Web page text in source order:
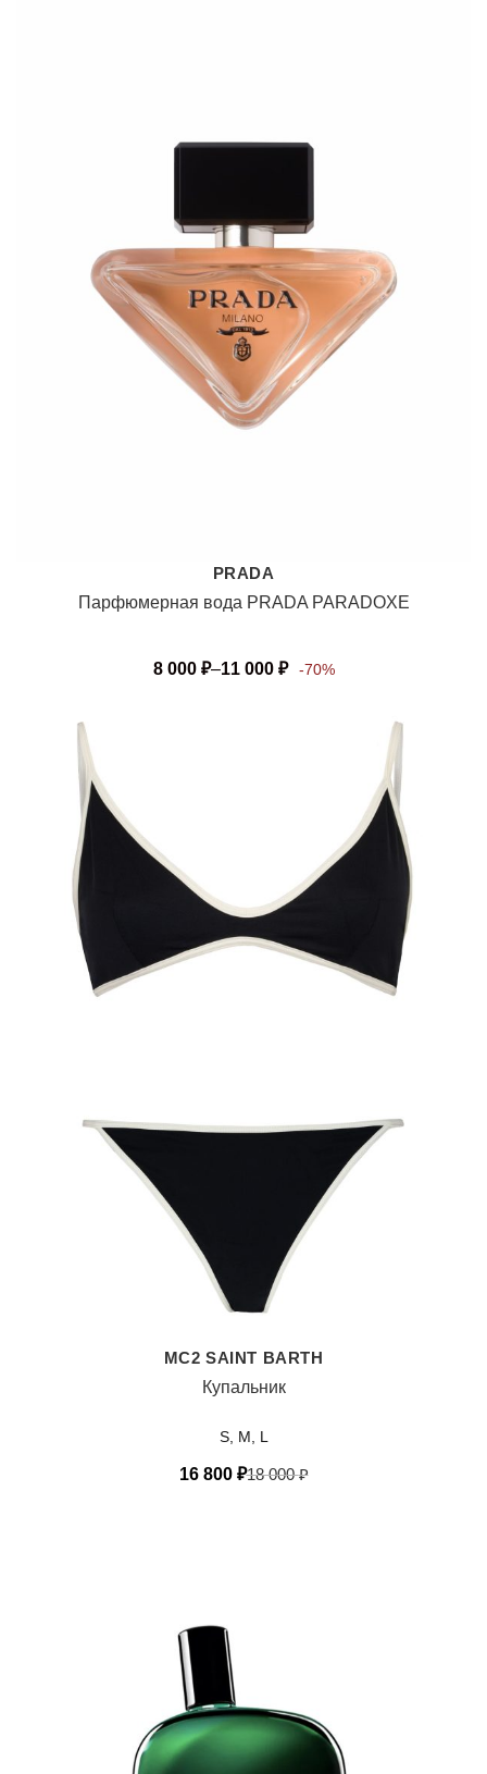
PRADA
Парфюмерная вода PRADA PARADOXE
8 000 ₽–11 000 ₽ -70%
MC2 SAINT BARTH
Купальник
S, M, L
18 000₽
16 800 ₽